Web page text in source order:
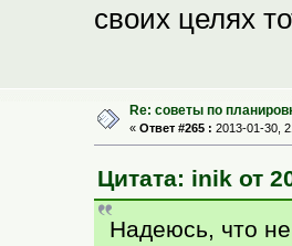
своих целях
Re: советы по
« Ответ #265 : 2013-01-30,
Цитата: inik от
Надеюсь, что